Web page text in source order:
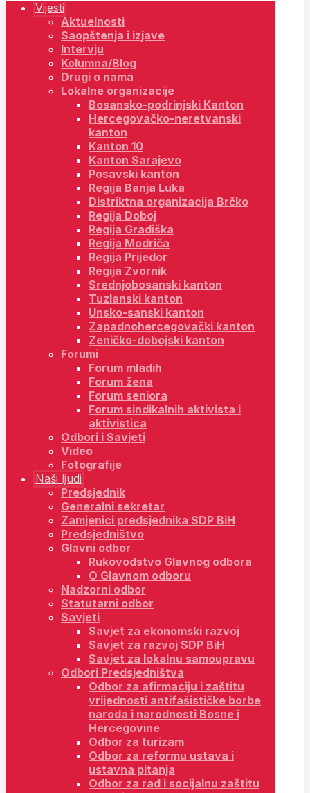
Vijesti
Aktuelnosti
Saopštenja i izjave
Intervju
Kolumna/Blog
Drugi o nama
Lokalne organizacije
Bosansko-podrinjski Kanton
Hercegovačko-neretvanski
kanton
Kanton 10
Kanton Sarajevo
Posavski kanton
Regija Banja Luka
Distriktna organizacija Brčko
Regija Doboj
Regija Gradiška
Regija Modriča
Regija Prijedor
Regija Zvornik
Srednjobosanski kanton
Tuzlanski kanton
Unsko-sanski kanton
Zapadnohercegovački kanton
Zeničko-dobojski kanton
Forumi
Forum mladih
Forum žena
Forum seniora
Forum sindikalnih aktivista i
aktivistica
Odbori i Savjeti
Video
Fotografije
Naši ljudi
Predsjednik
Generalni sekretar
Zamjenici predsjednika SDP BiH
Predsjedništvo
Glavni odbor
Rukovodstvo Glavnog odbora
O Glavnom odboru
Nadzorni odbor
Statutarni odbor
Savjeti
Savjet za ekonomski razvoj
Savjet za razvoj SDP BiH
Savjet za lokalnu samoupravu
Odbori Predsjedništva
Odbor za afirmaciju i zaštitu
vrijednosti antifašističke borbe
naroda i narodnosti Bosne i
Hercegovine
Odbor za turizam
Odbor za reformu ustava i
ustavna pitanja
Odbor za rad i socijalnu zaštitu